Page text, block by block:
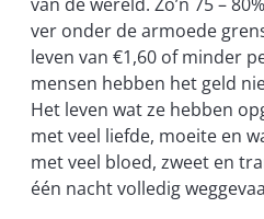
ver onder de armoede
leven van €1,60 of minder
mensen hebben het geld
Het leven wat ze hebben
met veel liefde, moeite en
met veel bloed, zweet en
één nacht volledig